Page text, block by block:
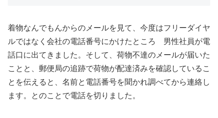
着物なんでもんからのメールを見て、今度はフリーダイヤ
ルではなく会社の電話番号にかけたところ 男性社員が電
話口に出てきました。そして、荷物不達のメールが届いた
ことと、郵便局の追跡で荷物が配達済みを確認しているこ
とを伝えると、名前と電話番号を聞かれ調べてから連絡し
ます。とのことで電話を切りました。